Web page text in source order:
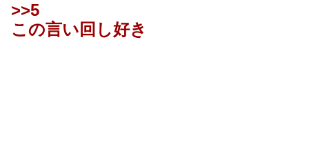
>>5
この言い回し好き